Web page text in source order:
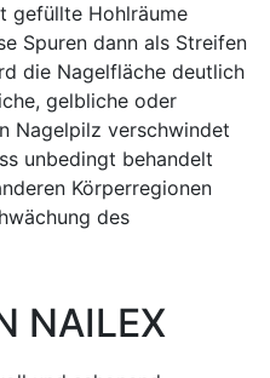
gefüllte Hohlräume
Spuren dann als Streifen
die Nagelfläche deutlich
gelbliche oder
Nagelpilz verschwindet
unbedingt behandelt
Körperregionen
des
NAILEX